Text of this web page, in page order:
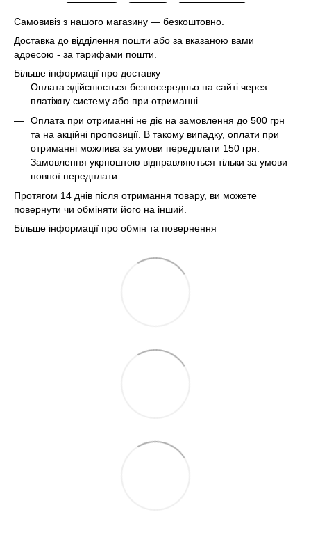
Самовивіз з нашого магазину — безкоштовно.
Доставка до відділення пошти або за вказаною вами
адресою - за тарифами пошти.
Більше інформації про доставку
Оплата здійснюється безпосередньо на сайті через
платіжну систему або при отриманні.
Оплата при отриманні не діє на замовлення до 500 грн
та на акційні пропозиції. В такому випадку, оплати при
отриманні можлива за умови передплати 150 грн.
Замовлення укрпоштою відправляються тільки за умови
повної передплати.
Протягом 14 днів після отримання товару, ви можете
повернути чи обміняти його на інший.
Більше інформації про обмін та повернення